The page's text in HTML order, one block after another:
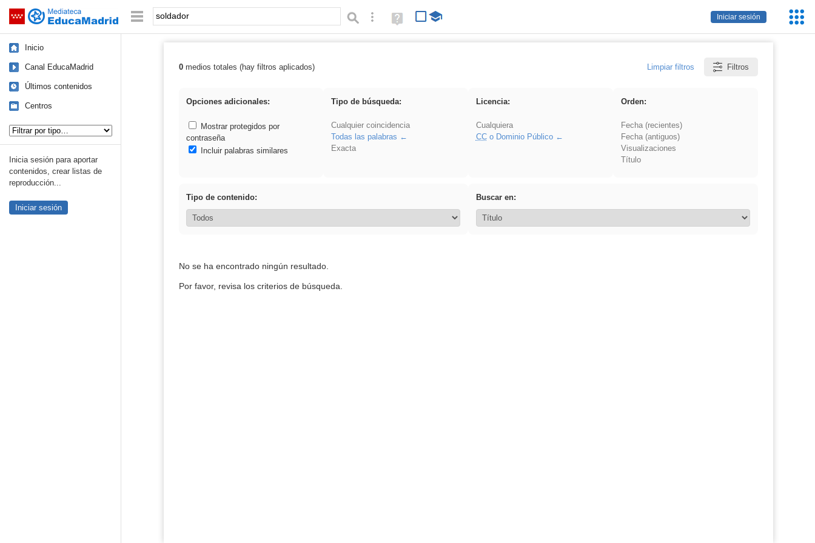
Saltar navegación
Iniciar sesión
Palabra o frase: Búsqueda avanzada
Ayuda
(en
Inicio
Canal EducaMadrid
Últimos contenidos
Centros
Inicia sesión para aportar
contenidos, crear listas de
reproducción...
Iniciar sesión
Resultados de: soldador
0medios totales (hay filtros aplicados) Limpiar filtros Filtros
Opciones adicionales:
Mostrar protegidos por
contraseña
Incluir palabras similares
Tipo de búsqueda:
Cualquier coincidencia
Todas las palabras
Exacta
Licencia:
Cualquiera
CCo Dominio Público
Orden:
Fecha (recientes)
Fecha (antiguos)
Visualizaciones
Título
Tipo de contenido: Buscar en:
No se ha encontrado ningún resultado.
Por favor, revisa los criterios de búsqueda.